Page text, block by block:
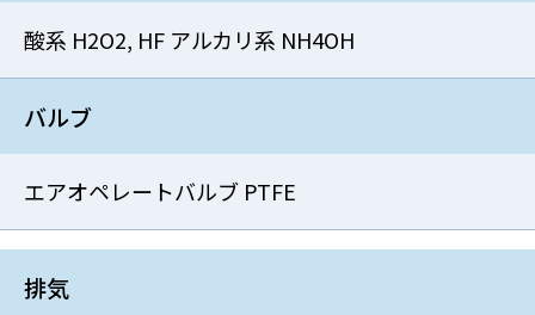
酸系 H2O2, HF アルカリ系 NH4OH
バルブ
エアオペレートバルブ PTFE
排気